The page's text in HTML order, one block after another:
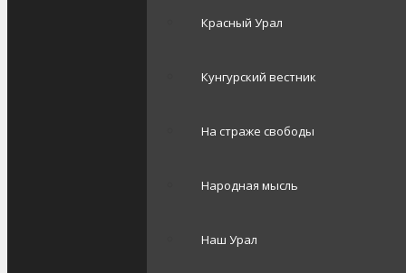
Красный Урал
Кунгурский вестник
На страже свободы
Народная мысль
Наш Урал